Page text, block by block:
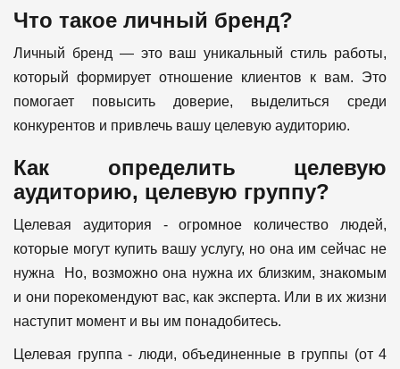
Что такое личный бренд?
Личный бренд — это ваш уникальный стиль работы,
который формирует отношение клиентов к вам. Это
помогает повысить доверие, выделиться среди
конкурентов и привлечь вашу целевую аудиторию.
Как определить целевую
аудиторию, целевую группу?
Целевая аудитория - огромное количество людей,
которые могут купить вашу услугу, но она им сейчас не
нужна Но, возможно она нужна их близким, знакомым
и они порекомендуют вас, как эксперта. Или в их жизни
наступит момент и вы им понадобитесь.
Целевая группа - люди, объединенные в группы (от 4